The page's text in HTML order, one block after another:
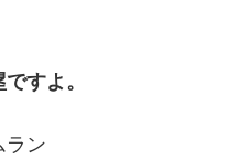
すよ。
ラン